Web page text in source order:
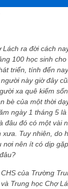
Lách ra đời cách
100 học sinh
triển, tính đến
này giờ đây
xa quê kiếm
bè của một thời
ngày 1 tháng 5
đâu đó có một vài
xưa. Tuy nhiên, do
nơi nên ít có dịp
của Trường
Trung học Chợ